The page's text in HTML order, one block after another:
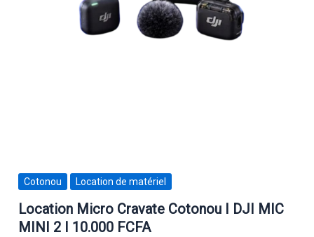
Cotonou Location de matériel
Location Micro Cravate Cotonou I DJI MIC
MINI 2 I 10.000 FCFA